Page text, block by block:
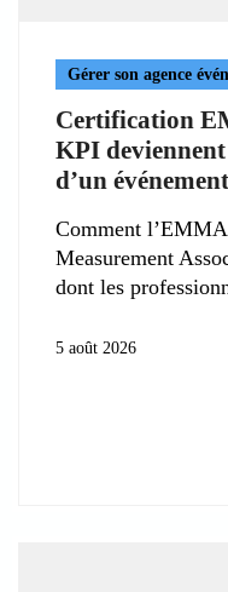
Gérer son agence
Certification
KPI
d’un
Comment
Measurement
dont les
5 août 2026